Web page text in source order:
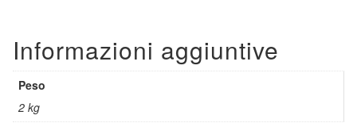
Informazioni aggiuntive
Peso
2 kg